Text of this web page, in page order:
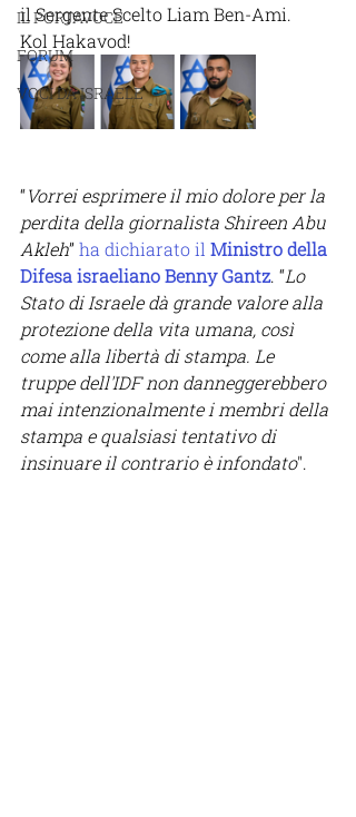
IL PORTAVOCE
FORUM
VOCI DA ISRAELE
il Sergente Scelto Liam Ben-Ami.
Kol Hakavod!
“Vorrei esprimere il mio dolore per la
perdita della giornalista Shireen Abu
Akleh” ha dichiarato il Ministro della
Difesa israeliano Benny Gantz. “Lo
Stato di Israele dà grande valore alla
protezione della vita umana, così
come alla libertà di stampa. Le
truppe dell'IDF non danneggerebbero
mai intenzionalmente i membri della
stampa e qualsiasi tentativo di
insinuare il contrario è infondato".